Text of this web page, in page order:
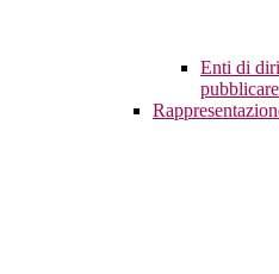
Enti di